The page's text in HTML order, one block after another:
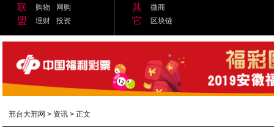
联
盟
购物
网购
理财
投资
其
它
微商
区块链
邢台大邢网 > 资讯 > 正文